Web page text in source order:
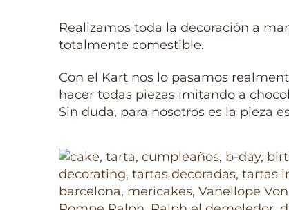
Realizamos toda la decoración a
totalmente comestible.
Con el Kart nos lo pasamos
hacer todas piezas imitando a
Sin duda, para nosotros es la pieza